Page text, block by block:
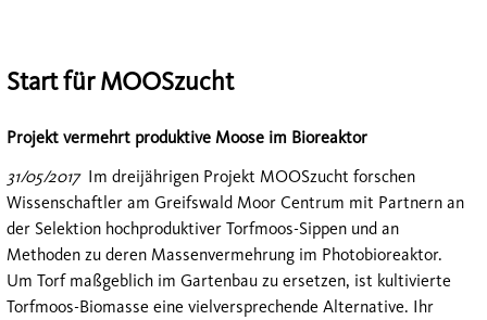
Start für MOOSzucht
Projekt vermehrt produktive Moose im Bioreaktor
31/05/2017Im dreijährigen Projekt MOOSzucht forschen
Wissenschaftler am Greifswald Moor Centrum mit Partnern an
der Selektion hochproduktiver Torfmoos-Sippen und an
Methoden zu deren Massenvermehrung im Photobioreaktor.
Um Torf maßgeblich im Gartenbau zu ersetzen, ist kultivierte
Torfmoos-Biomasse eine vielversprechende Alternative. Ihr